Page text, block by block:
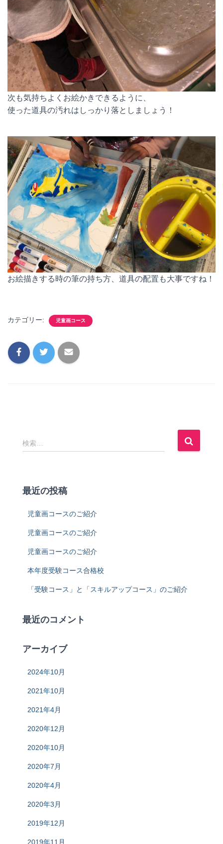
次も気持ちよくお絵かきできるように、
使った道具の汚れはしっかり落としましょう！
お絵描きする時の筆の持ち方、道具の配置も大事ですね！
カテゴリー: 児童画コース
検
索
検索…
最近の投稿
児童画コースのご紹介
児童画コースのご紹介
児童画コースのご紹介
本年度受験コース合格校
「受験コース」と「スキルアップコース」のご紹介
最近のコメント
アーカイブ
2024年10月
2021年10月
2021年4月
2020年12月
2020年10月
2020年7月
2020年4月
2020年3月
2019年12月
2019年11月